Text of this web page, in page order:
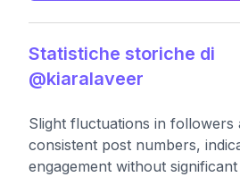
Statistiche storiche di
@kiaralaveer
Slight fluctuations in followers
consistent post numbers,
engagement without